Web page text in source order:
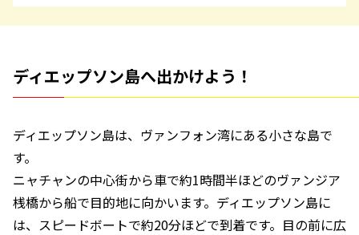
ディエップソン島へ出かけよう！
ディエップソン島は、ヴァンフォン湾にある小さな島で
す。
ニャチャンの中心街から車で約1時間半ほどのヴァンジア
桟橋から船で目的地に向かいます。ディエップソン島に
は、スピードボートで約20分ほどで到着です。目の前に広